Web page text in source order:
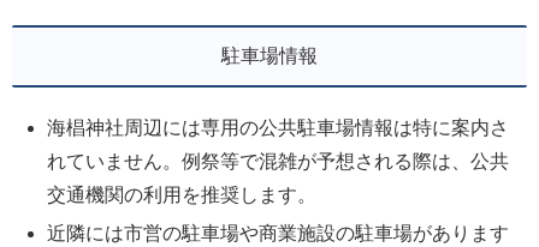
駐車場情報
海椙神社周辺には専用の公共駐車場情報は特に案内さ
れていません。例祭等で混雑が予想される際は、公共
交通機関の利用を推奨します。
近隣には市営の駐車場や商業施設の駐車場があります